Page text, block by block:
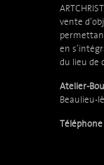
vente
en
du lieu de
Atelier-
Beaulieu-
Téléphone